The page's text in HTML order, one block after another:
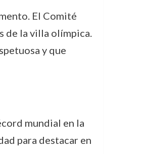
El Comité
de la villa olímpica.
y que
mundial en la
para destacar en